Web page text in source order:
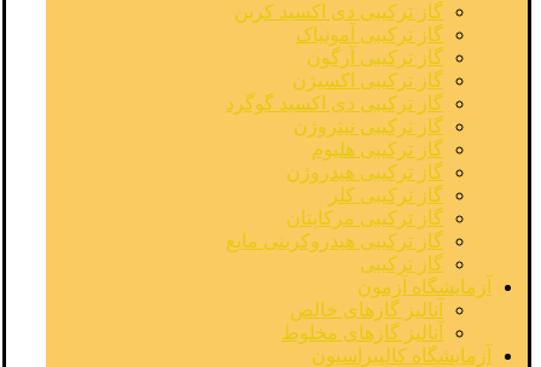
گاز ترکیبی دی اکسید کربن
گاز ترکیبی آمونیاک
گاز ترکیبی آرگون
گاز ترکیبی اکسیژن
گاز ترکیبی دی اکسید گوگرد
گاز ترکیبی نیتروژن
گاز ترکیبی هلیوم
گاز ترکیبی هیدروژن
گاز ترکیبی کلر
گاز ترکیبی مرکاپتان
گاز ترکیبی هیدروکربنی مایع
گاز ترکیبی
آزمایشگاه آزمون
آنالیز گازهای خالص
آنالیز گازهای مخلوط
آزمایشگاه کالیبراسیون